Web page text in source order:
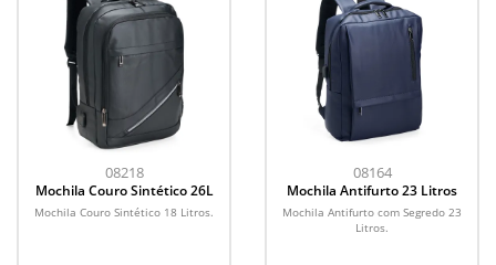
08218
Mochila Couro Sintético 26L
Mochila Couro Sintético 18 Litros.
08164
Mochila Antifurto 23 Litros
Mochila Antifurto com Segredo 23
Litros.